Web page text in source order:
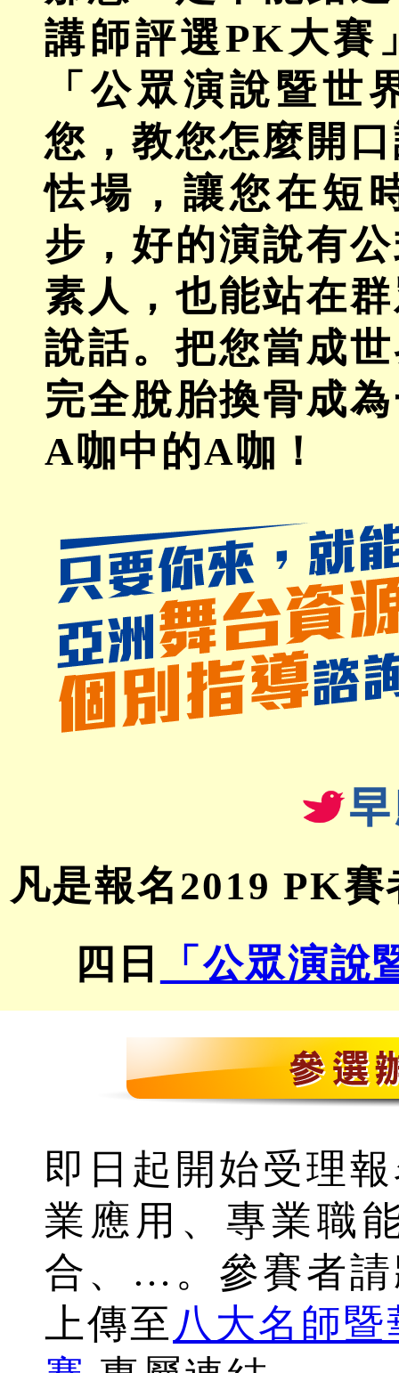
講師評選PK大賽
「公眾演說暨世
您，教您怎麼開
怯場，讓您在短
步，好的演說有
素人，也能站在
說話。把您當成
完全脫胎換骨成
A咖中的A咖！
凡是報名2019 PK
四日
「公眾演
即日起開始受理
業應用、專業職
合、…。參賽者
上傳至 八大名師